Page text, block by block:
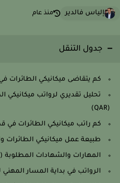
إلياس فالدير منذ عام
جدول التنقل
كم يتقاضى ميكانيكي الطائرات في
تحليل تقديري لرواتب ميكانيكي
كم راتب ميكانيكي الطائرات في
طبيعة عمل ميكانيكي الطائرات
المهارات والشهادات المطلوبة (EASA / QCAA) في قطر
الرواتب في بداية المسار المهني